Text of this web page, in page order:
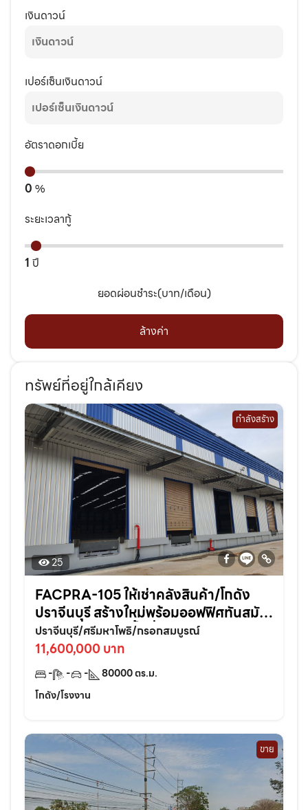
เงินดาวน์
เปอร์เซ็นเงินดาวน์
อัตราดอกเบี้ย
0 %
ระยะเวลากู้
1 ปี
ยอดผ่อนชำระ(บาท/เดือน)
ล้างค่า
ทรัพย์ที่อยู่ใกล้เคียง
กำลังสร้าง
25
FACPRA-105 ให้เช่าคลังสินค้า/โกดัง
ปราจีนบุรี สร้างใหม่พร้อมออฟฟิศทันสมัย
ในทำเลศักยภาพพื้นที่ 80,000 ตรม. แบ่ง
เช่าได้
ปราจีนบุรี/ศรีมหาโพธิ/กรอกสมบูรณ์
11,600,000 บาท
- - - 80000ตร.ม.
โกดัง/โรงงาน
ขาย